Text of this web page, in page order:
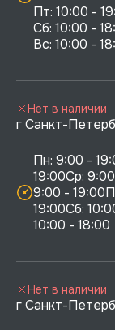
Пт: 10:00 -
Сб: 10:00 -
г Санкт-
Пн: 9:00 -
19:00Ср:
9:00 -
19:00Сб:
10:00 - 18:00
Нет в наличии
г Санкт-
Нет в наличии